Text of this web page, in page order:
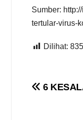
Sumber:
tertular-virus-
Dilihat: 835
6